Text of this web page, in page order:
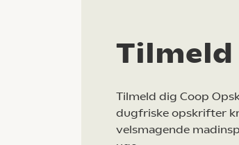
Tilmeld
Tilmeld dig Coop
dugfriske opskrifter
velsmagende